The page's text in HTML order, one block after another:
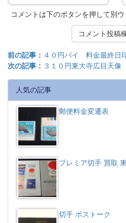
コメントは下のボタンを押して別
コメント投稿
前の記事： ４０円バイ 料金最終日
次の記事： ３１０円東大寺広目天
人気の記事
郵便料金変遷表
プレミア切手 買取
切手 ボストーク